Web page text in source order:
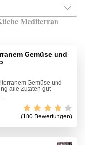
Mediterran
Gemüse und
Gemüse und
alle Zutaten gut
(180 Bewertungen)